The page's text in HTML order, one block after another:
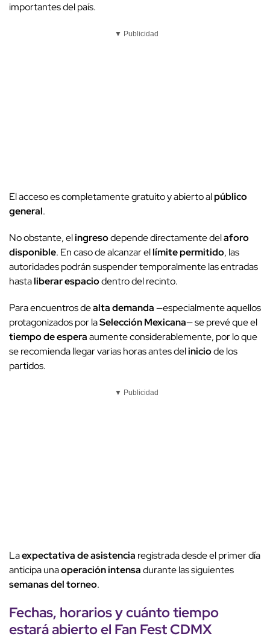
importantes del país.
▼ Publicidad
El acceso es completamente gratuito y abierto alpúblico
general.
No obstante, elingresodepende directamente delaforo
disponible. En caso de alcanzar ellímite permitido, las
autoridades podrán suspender temporalmente las entradas
hastaliberar espaciodentro del recinto.
Para encuentros dealta demanda—especialmente aquellos
protagonizados por laSelección Mexicana— se prevé que el
tiempo de esperaaumente considerablemente, por lo que
se recomienda llegar varias horas antes deliniciode los
partidos.
▼ Publicidad
Laexpectativa de asistencia registrada desde el primer día
anticipa unaoperación intensadurante las siguientes
semanas del torneo.
Fechas, horariosy cuánto tiempo
estará abierto el Fan Fest CDMX